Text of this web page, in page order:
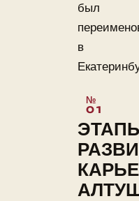
был
в